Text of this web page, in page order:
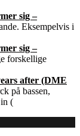
sig –
Eksempelvis i
sig –
forskellige
after (DME
på bassen,
(